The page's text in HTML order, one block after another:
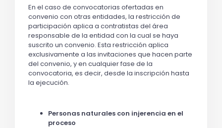
En el caso de convocatorias ofertadas en
convenio con otras entidades, la restricción de
participación aplica a contratistas del área
responsable de la entidad con la cual se haya
suscrito un convenio. Esta restricción aplica
exclusivamente a las invitaciones que hacen parte
del convenio, y en cualquier fase de la
convocatoria, es decir, desde la inscripción hasta
la ejecución.
Personas naturales con injerencia en el
proceso